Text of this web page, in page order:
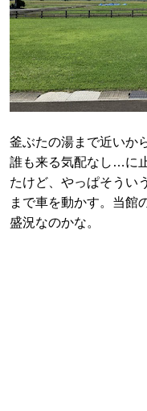
釜ぶたの湯まで近いか
誰も来る気配なし…に
たけど、やっぱそうい
まで車を動かす。当館
盛況なのかな。